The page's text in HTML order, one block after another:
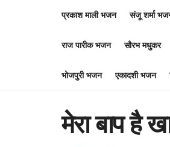
प्रकाश माली भजन संजू शर्मा
राज पारीक भजन सौरभ मधुकर
भोजपुरी भजन एकादशी भजन
मेरा बाप है